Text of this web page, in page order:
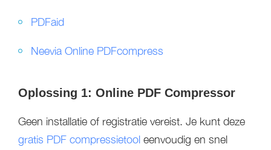
PDFaid
Neevia Online PDFcompress
Oplossing 1: Online PDF Compressor
Geen installatie of registratie vereist. Je kunt deze
gratis PDF compressietool eenvoudig en snel